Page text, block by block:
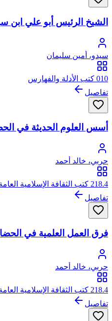
الشيخ الرئيس أبو علي ابن
سيدو، أمين سليمان
010 كتب الأدلة والفهارس
تفاصيل
أسس العلوم الحديثة في
حربي، خالد أحمد
218.4 كتب الثقافة الإسلامية العامة
تفاصيل
فرق العمل العلمية في
حربي، خالد أحمد
218.4 كتب الثقافة الإسلامية العامة
تفاصيل